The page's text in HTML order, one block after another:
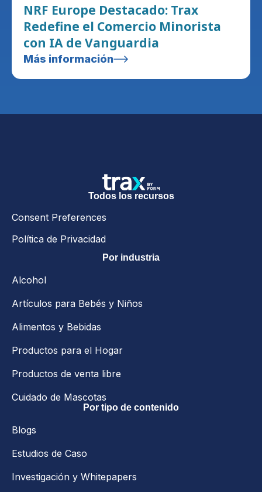
NRF Europe Destacado: Trax
Redefine el Comercio Minorista
con IA de Vanguardia
Más información
Todos los recursos
Consent Preferences
Política de Privacidad
Por industria
Alcohol
Artículos para Bebés y Niños
Alimentos y Bebidas
Productos para el Hogar
Productos de venta libre
Cuidado de Mascotas
Por tipo de contenido
Blogs
Estudios de Caso
Investigación y Whitepapers